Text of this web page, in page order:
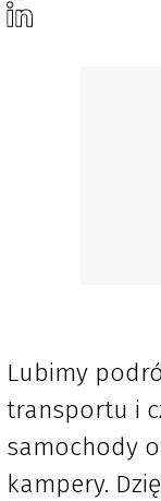
Lubimy
transportu i
samochody
kampery.